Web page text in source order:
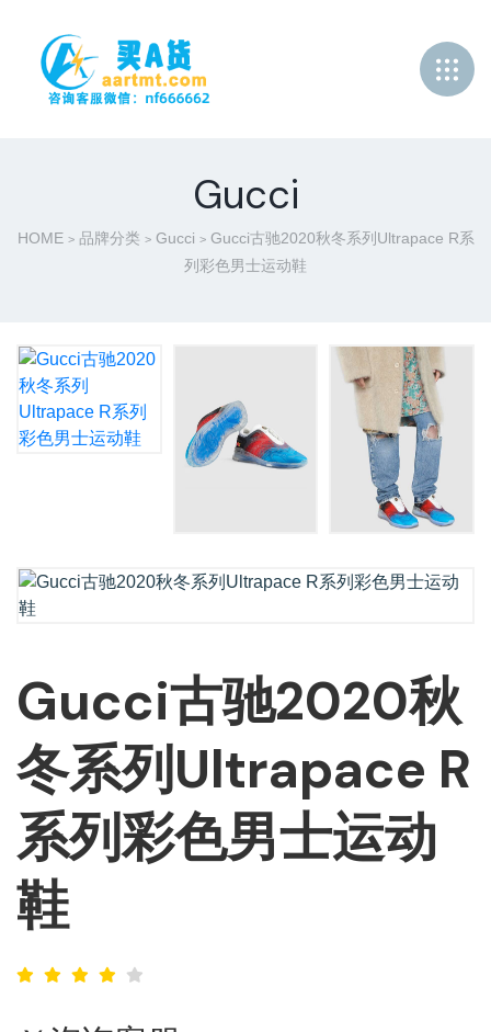
Gucci
HOME > 品牌分类 > Gucci > Gucci古驰2020秋冬系列Ultrapace R系
列彩色男士运动鞋
Gucci古驰2020秋
冬系列Ultrapace R
系列彩色男士运动
鞋